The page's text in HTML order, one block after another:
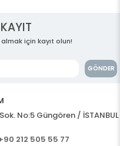
için kayıt olun!
GÖNDER
No:5 Güngören / İSTANBUL
212 505 55 77